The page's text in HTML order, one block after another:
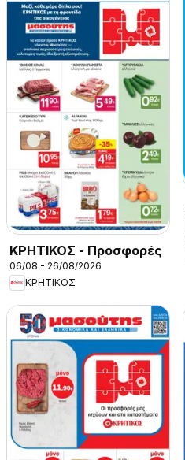
ΚΡΗΤΙΚΟΣ - Προσφορές
06/08 - 26/08/2026
ΚΡΗΤΙΚΟΣ